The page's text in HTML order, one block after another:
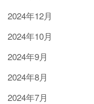
2024年12月
2024年10月
2024年9月
2024年8月
2024年7月